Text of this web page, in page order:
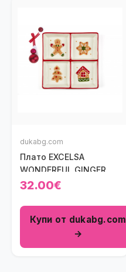
dukabg.com
Плато EXCELSA
WONDERFUL GINGER
32.00€
Купи от dukabg.com
→